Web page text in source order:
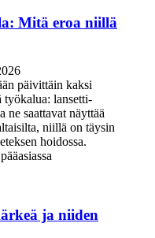
Mitä eroa niillä
päivittäin kaksi
työkalua: lansetti-
ne saattavat näyttää
niillä on täysin
hoidossa.
ja niiden